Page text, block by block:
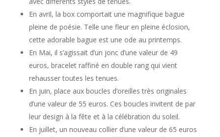
En avril, la box comportait une magnifique bague
pleine de poésie. Telle une fleur en pleine éclosion,
cette adorable bague est une ode au printemps.
En Mai, il s’agissait d’un jonc d’une valeur de 49
euros, bracelet raffiné en double rang qui vient
rehausser toutes les tenues.
En juin, place aux boucles d’oreilles très originales
d’une valeur de 55 euros. Ces boucles invitent de par
leur design à la fête et à la célébration du soleil.
En juillet, un nouveau collier d’une valeur de 65 euros